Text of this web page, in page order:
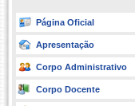
Página Oficial
Apresentação
Corpo Administrativo
Corpo Docente